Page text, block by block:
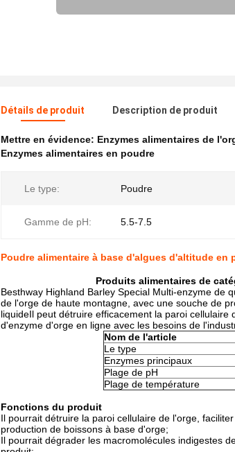
Détails de produit Description de produit
Mettre en évidence: Enzymes alimentaires de
Enzymes alimentaires en poudre
Le type: Poudre
Gamme de pH: 5.5-7.5
Poudre alimentaire à base d'algues d'altitude en
Produits alimentaires de
Besthway Highland Barley Special Multi-enzyme de
de l'orge de haute montagne, avec une souche de
liquideIl peut détruire efficacement la paroi
d'enzyme d'orge en ligne avec les besoins de
Nom de l'article
Le type
Enzymes principaux
Plage de pH
Plage de température
Fonctions du produit
Il pourrait détruire la paroi cellulaire de l'orge,
production de boissons à base d'orge;
Il pourrait dégrader les macromolécules indigestes